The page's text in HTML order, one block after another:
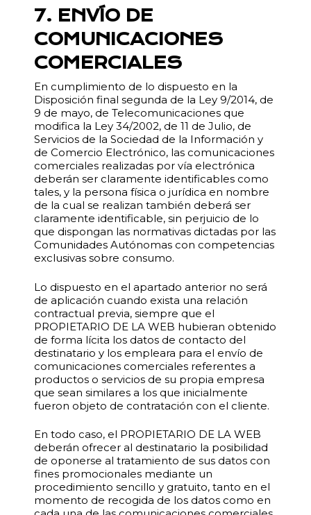
7. ENVÍO DE
COMUNICACIONES
COMERCIALES
En cumplimiento de lo dispuesto en la
Disposición final segunda de la Ley 9/2014, de
9 de mayo, de Telecomunicaciones que
modifica la Ley 34/2002, de 11 de Julio, de
Servicios de la Sociedad de la Información y
de Comercio Electrónico, las comunicaciones
comerciales realizadas por vía electrónica
deberán ser claramente identificables como
tales, y la persona física o jurídica en nombre
de la cual se realizan también deberá ser
claramente identificable, sin perjuicio de lo
que dispongan las normativas dictadas por las
Comunidades Autónomas con competencias
exclusivas sobre consumo.
Lo dispuesto en el apartado anterior no será
de aplicación cuando exista una relación
contractual previa, siempre que el
PROPIETARIO DE LA WEB hubieran obtenido
de forma lícita los datos de contacto del
destinatario y los empleara para el envío de
comunicaciones comerciales referentes a
productos o servicios de su propia empresa
que sean similares a los que inicialmente
fueron objeto de contratación con el cliente.
En todo caso, el PROPIETARIO DE LA WEB
deberán ofrecer al destinatario la posibilidad
de oponerse al tratamiento de sus datos con
fines promocionales mediante un
procedimiento sencillo y gratuito, tanto en el
momento de recogida de los datos como en